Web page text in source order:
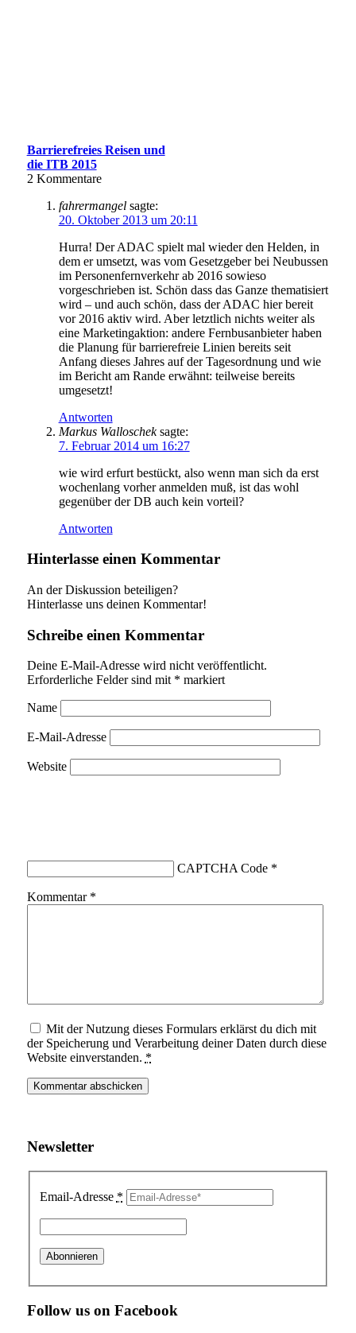
Barrierefreies Reisen und
die ITB 2015
2 Kommentare
fahrermangel sagte:
20. Oktober 2013 um 20:11
Hurra! Der ADAC spielt mal wieder den Helden, in
dem er umsetzt, was vom Gesetzgeber bei Neubussen
im Personenfernverkehr ab 2016 sowieso
vorgeschrieben ist. Schön dass das Ganze thematisiert
wird – und auch schön, dass der ADAC hier bereit
vor 2016 aktiv wird. Aber letztlich nichts weiter als
eine Marketingaktion: andere Fernbusanbieter haben
die Planung für barrierefreie Linien bereits seit
Anfang dieses Jahres auf der Tagesordnung und wie
im Bericht am Rande erwähnt: teilweise bereits
umgesetzt!
Antworten
Markus Walloschek sagte:
7. Februar 2014 um 16:27
wie wird erfurt bestückt, also wenn man sich da erst
wochenlang vorher anmelden muß, ist das wohl
gegenüber der DB auch kein vorteil?
Antworten
Hinterlasse einen Kommentar
An der Diskussion beteiligen?
Hinterlasse uns deinen Kommentar!
Schreibe einen Kommentar
Deine E-Mail-Adresse wird nicht veröffentlicht.
Erforderliche Felder sind mit * markiert
Name
E-Mail-Adresse
Website
CAPTCHA Code*
Kommentar *
Mit der Nutzung dieses Formulars erklärst du dich mit
der Speicherung und Verarbeitung deiner Daten durch diese
Website einverstanden. *
Newsletter
Email-Adresse *
Follow us on Facebook